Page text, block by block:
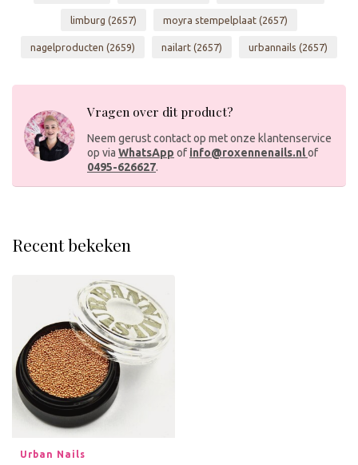
limburg (2657) moyra stempelplaat (2657)
nagelproducten (2659) nailart (2657) urbannails (2657)
Vragen over dit product?
Neem gerust contact op met onze klantenservice
op via WhatsApp of info@roxennenails.nlof
0495-626627.
Recent bekeken
Urban Nails